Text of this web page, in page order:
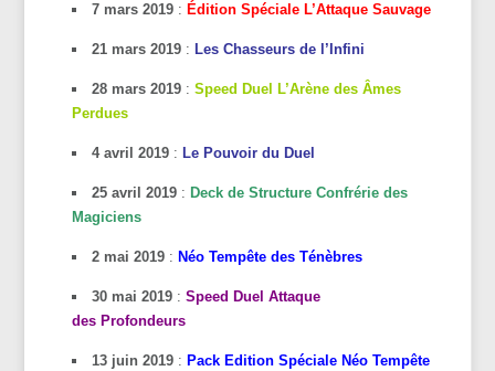
7 mars 2019 : Édition Spéciale L’Attaque Sauvage
21 mars 2019 : Les Chasseurs de l’Infini
28 mars 2019 :Speed Duel L’Arène des Âmes
Perdues
4 avril 2019 : Le Pouvoir du Duel
25 avril 2019 : Deck de Structure Confrérie des
Magiciens
2 mai 2019 : Néo Tempête des Ténèbres
30 mai 2019 :Speed Duel Attaque
des Profondeurs
13 juin 2019 : Pack Edition Spéciale Néo Tempête